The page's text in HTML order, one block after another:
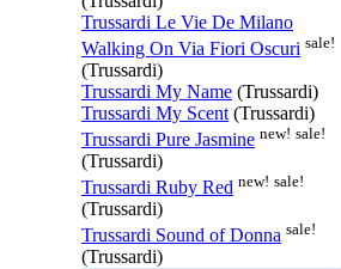
Trussardi Le Vie De Milano
Walking On Via Fiori Oscuri sale!
(Trussardi)
Trussardi My Name (Trussardi)
Trussardi My Scent (Trussardi)
Trussardi Pure Jasmine new! sale!
(Trussardi)
Trussardi Ruby Red new! sale!
(Trussardi)
Trussardi Sound of Donna sale!
(Trussardi)